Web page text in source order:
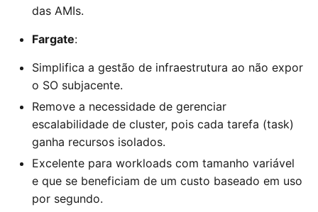
das AMIs.
Fargate:
Simplifica a gestão de infraestrutura ao não expor
o SO subjacente.
Remove a necessidade de gerenciar
escalabilidade de cluster, pois cada tarefa (task)
ganha recursos isolados.
Excelente para workloads com tamanho variável
e que se beneficiam de um custo baseado em uso
por segundo.